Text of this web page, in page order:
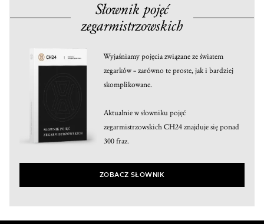
Słownik pojęć
zegarmistrzowskich
Wyjaśniamy pojęcia związane ze światem
zegarków – zarówno te proste, jak i bardziej
skomplikowane.
Aktualnie w słowniku pojęć
zegarmistrzowskich CH24 znajduje się ponad
300 fraz.
ZOBACZ SŁOWNIK